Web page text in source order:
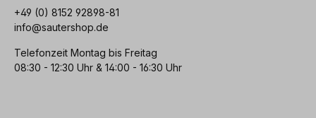
+49 (0) 8152 92898-81
info@sautershop.de
Telefonzeit Montag bis Freitag
08:30 - 12:30 Uhr & 14:00 - 16:30 Uhr